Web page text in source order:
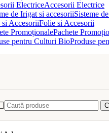
Accesorii Electrice
Sisteme
Folie si Accesorii
Pachete
Produse